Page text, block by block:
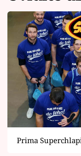
Celebrity
Vztahy
Seriály
Horoskopy
Sledujte
Filmový
Prima